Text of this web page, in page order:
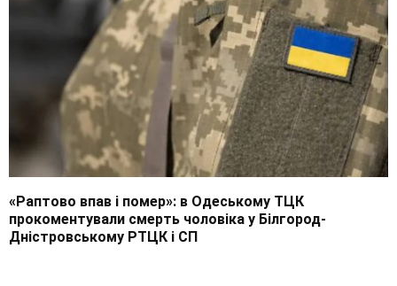
«Раптово впав і помер»: в Одеському ТЦК
прокоментували смерть чоловіка у Білгород-
Дністровському РТЦК і СП